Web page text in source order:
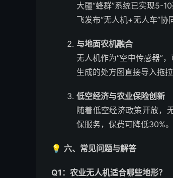
大疆“蜂群”系统已实现5-
飞发布“无人机+无人车”协
与地面农机融合
无人机作为“空中传感器”
生成的处方图直接导入拖
低空经济与农业保险创新
随着低空经济政策开放，
保服务，保费可降低30%。
💡 六、常见问题与解答
Q1：农业无人机适合哪些地形？